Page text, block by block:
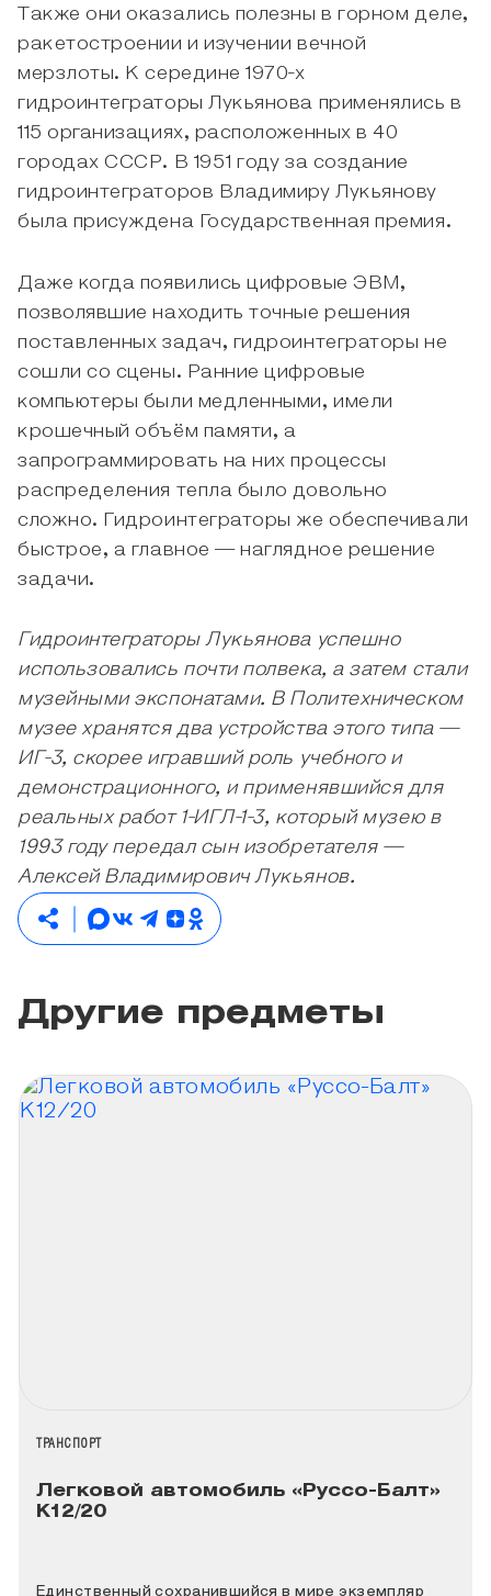
Также они оказались полезны в горном деле,
ракетостроении и изучении вечной
мерзлоты. К середине 1970-х
гидроинтеграторы Лукьянова применялись в
115 организациях, расположенных в 40
городах СССР. В 1951 году за создание
гидроинтеграторов Владимиру Лукьянову
была присуждена Государственная премия.
Даже когда появились цифровые ЭВМ,
позволявшие находить точные решения
поставленных задач, гидроинтеграторы не
сошли со сцены. Ранние цифровые
компьютеры были медленными, имели
крошечный объём памяти, а
запрограммировать на них процессы
распределения тепла было довольно
сложно. Гидроинтеграторы же обеспечивали
быстрое, а главное — наглядное решение
задачи.
Гидроинтеграторы Лукьянова успешно
использовались почти полвека, а затем стали
музейными экспонатами. В Политехническом
музее хранятся два устройства этого типа —
ИГ-3, скорее игравший роль учебного и
демонстрационного, и применявшийся для
реальных работ 1-ИГЛ-1-3, который музею в
1993 году передал сын изобретателя —
Алексей Владимирович Лукьянов.
Другие предметы
НАЗВАНИЕ КОЛЛЕКЦИИ
ТРАНСПОРТ
Легковой автомобиль «Руссо-Балт»
К12/20
Единственный сохранившийся в мире экземпляр